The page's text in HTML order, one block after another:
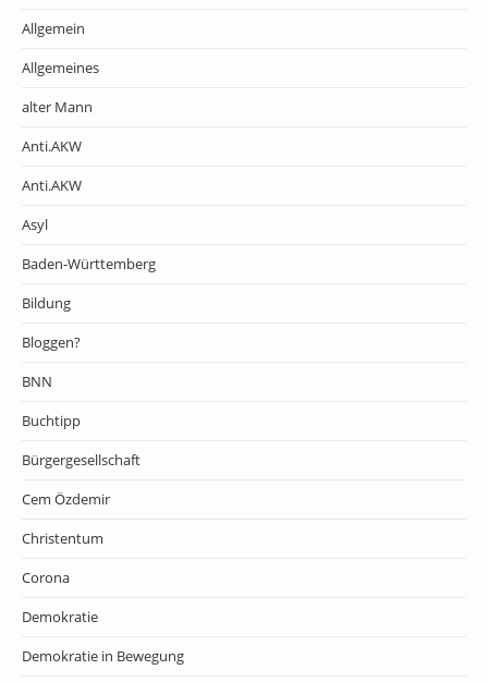
Allgemein
Allgemeines
alter Mann
Anti.AKW
Anti.AKW
Asyl
Baden-Württemberg
Bildung
Bloggen?
BNN
Buchtipp
Bürgergesellschaft
Cem Özdemir
Christentum
Corona
Demokratie
Demokratie in Bewegung